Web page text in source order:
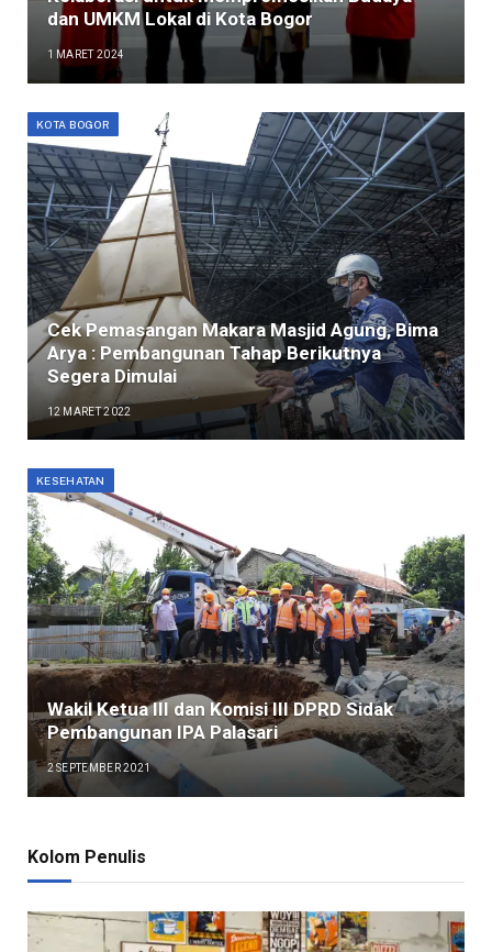
dan UMKM Lokal di Kota Bogor
1 MARET 2024
KOTA BOGOR
Cek Pemasangan Makara Masjid Agung, Bima
Arya : Pembangunan Tahap Berikutnya
Segera Dimulai
12 MARET 2022
KESEHATAN
Wakil Ketua III dan Komisi III DPRD Sidak
Pembangunan IPA Palasari
2 SEPTEMBER 2021
Kolom Penulis